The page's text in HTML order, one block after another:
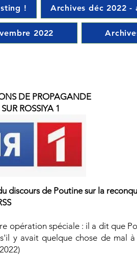
! Archives déc 2022 -
2022
DE PROPAGANDE
ROSSIYA 1
discours de Poutine sur la
opération spéciale : il a dit que
y avait quelque chose de mal à